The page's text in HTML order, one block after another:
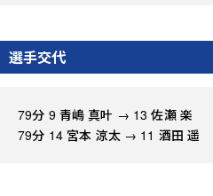
選手交代
79分 9 青嶋 真叶 → 13 佐瀬 楽
79分 14 宮本 涼太 → 11 酒田 遥